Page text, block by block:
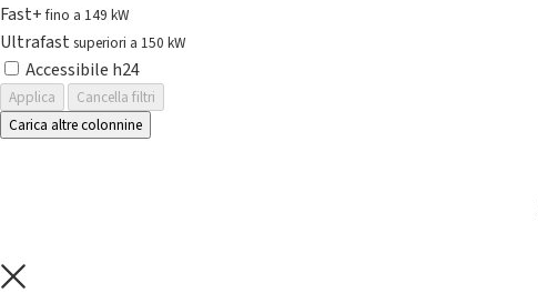
Fast+fino a 149 kW
Ultrafast superiori a 150 kW
Accessibile h24
Applica
Cancella filtri
Carica altre colonnine